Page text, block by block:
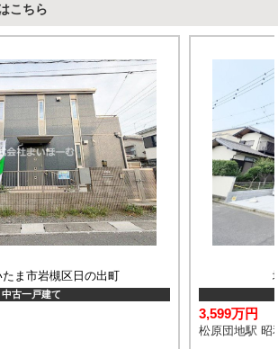
こちら
ま市岩槻区日の出町
中古一戸建て
3,599万円
松原団地駅 昭